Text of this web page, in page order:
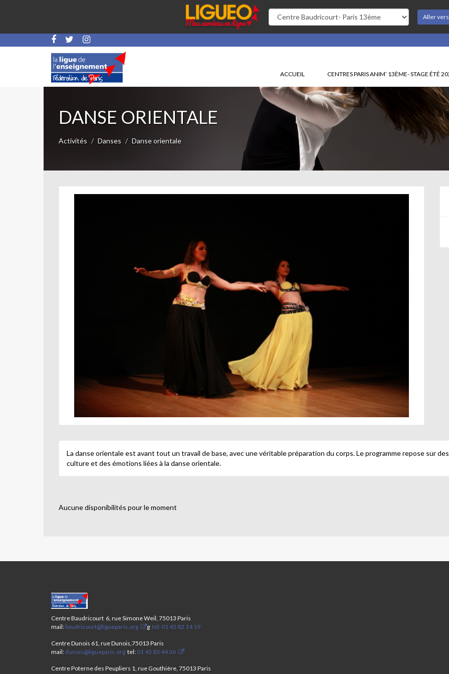
Aller
ACCUEIL CENTRES PARIS ANIM’ 13ÈME- STAGE ÉTÉ
DANSE ORIENTALE
Activités Danses Danse orientale
La danse orientale est avant tout un travail de base, avec une véritable préparation du corps. Le programme repose sur
culture et des émotions liées à la danse orientale.
Aucune disponibilités pour le moment
CENTRES
PARIS
ANIM’
13ÈME-
ÉTÉ
2025
Centre Baudricourt 6, rue Simone Weil, 75013 Paris
mail: baudricourt@ligueparis.org g tel: 01 45 82 14 19
Centre Dunois 61, rue Dunois,75013 Paris
mail: dunois@ligueparis.org tel: 01 45 83 44 36
Centre Poterne des Peupliers 1, rue Gouthière, 75013 Paris